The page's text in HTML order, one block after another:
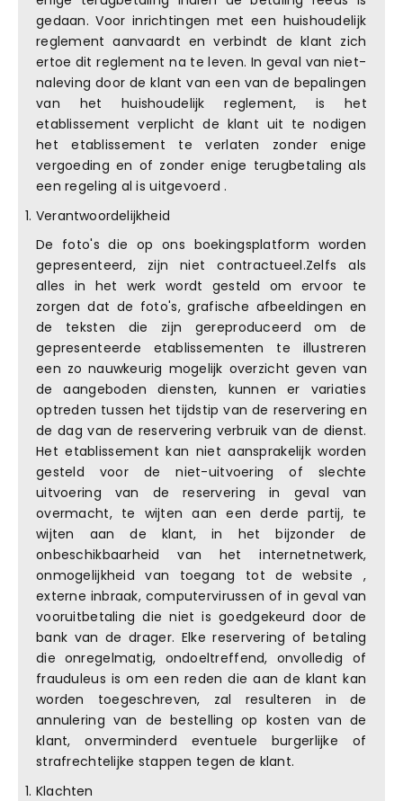
gedaan. Voor inrichtingen met een huishoudelijk
reglement aanvaardt en verbindt de klant zich
ertoe dit reglement na te leven. In geval van niet-
naleving door de klant van een van de bepalingen
van het huishoudelijk reglement, is het
etablissement verplicht de klant uit te nodigen
het etablissement te verlaten zonder enige
vergoeding en of zonder enige terugbetaling als
een regeling al is uitgevoerd .
Verantwoordelijkheid
De foto's die op ons boekingsplatform worden
gepresenteerd, zijn niet contractueel.Zelfs als
alles in het werk wordt gesteld om ervoor te
zorgen dat de foto's, grafische afbeeldingen en
de teksten die zijn gereproduceerd om de
gepresenteerde etablissementen te illustreren
een zo nauwkeurig mogelijk overzicht geven van
de aangeboden diensten, kunnen er variaties
optreden tussen het tijdstip van de reservering en
de dag van de reservering verbruik van de dienst.
Het etablissement kan niet aansprakelijk worden
gesteld voor de niet-uitvoering of slechte
uitvoering van de reservering in geval van
overmacht, te wijten aan een derde partij, te
wijten aan de klant, in het bijzonder de
onbeschikbaarheid van het internetnetwerk,
onmogelijkheid van toegang tot de website ,
externe inbraak, computervirussen of in geval van
vooruitbetaling die niet is goedgekeurd door de
bank van de drager. Elke reservering of betaling
die onregelmatig, ondoeltreffend, onvolledig of
frauduleus is om een reden die aan de klant kan
worden toegeschreven, zal resulteren in de
annulering van de bestelling op kosten van de
klant, onverminderd eventuele burgerlijke of
strafrechtelijke stappen tegen de klant.
Klachten